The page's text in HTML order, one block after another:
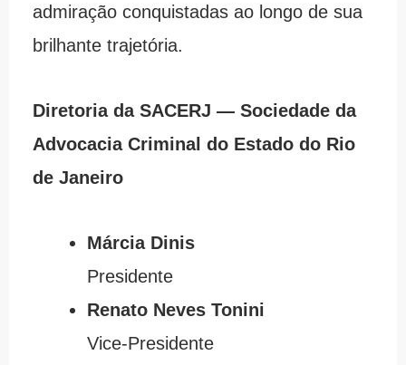
admiração conquistadas ao longo de sua
brilhante trajetória.
Diretoria da SACERJ — Sociedade da
Advocacia Criminal do Estado do Rio
de Janeiro
Márcia Dinis
Presidente
Renato Neves Tonini
Vice-Presidente